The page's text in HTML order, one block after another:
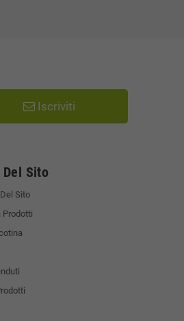
Iscriviti
Del Sito
Sito
Prodotti